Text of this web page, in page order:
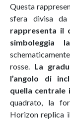
Questa
sfera divisa
rappresenta il
simboleggia
rosse. La
l’angolo di
quella centrale
quadrato, la
Horizon replica